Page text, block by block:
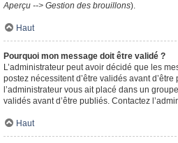
Aperçu --> Gestion des brouillons).
Haut
Pourquoi mon message doit être validé ?
L’administrateur peut avoir décidé que les
postez nécessitent d’être validés avant
l’administrateur vous ait placé dans un
validés avant d’être publiés. Contactez
Haut